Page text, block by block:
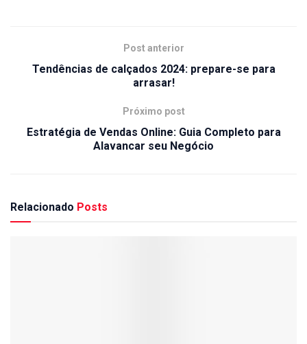
Post anterior
Tendências de calçados 2024: prepare-se para
arrasar!
Próximo post
Estratégia de Vendas Online: Guia Completo para
Alavancar seu Negócio
Relacionado Posts